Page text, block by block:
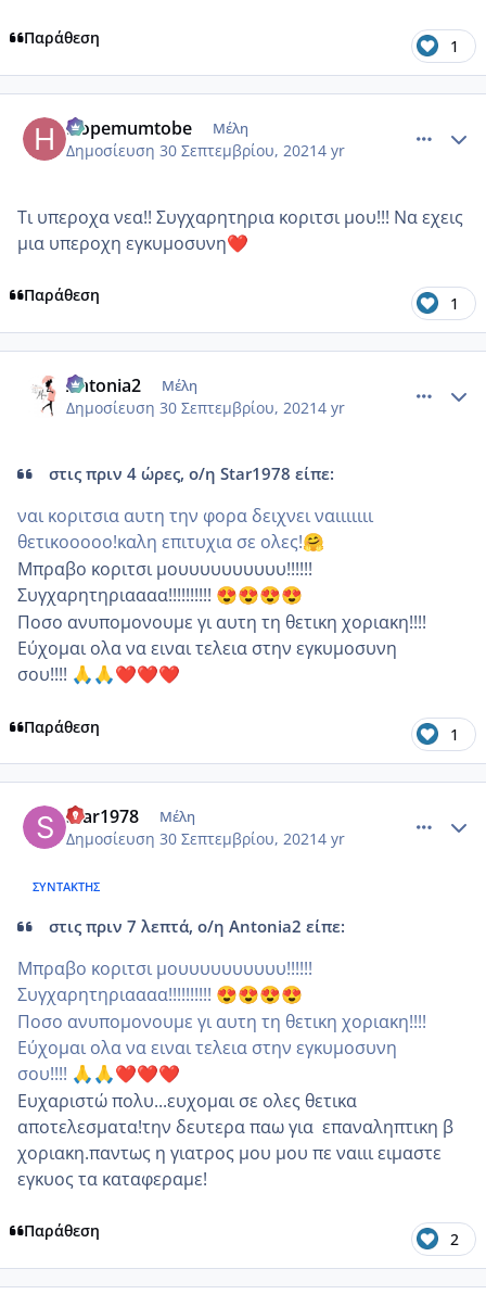
Παράθεση 1
Hopemumtobe Μέλη
Δημοσίευση 30 Σεπτεμβρίου, 20214 yr
Τι υπεροχα νεα!! Συγχαρητηρια κοριτσι μου!!! Να εχεις
μια υπεροχη εγκυμοσυνη❤️
Παράθεση 1
Antonia2 Μέλη
Δημοσίευση 30 Σεπτεμβρίου, 20214 yr
στις πριν 4 ώρες, ο/η Star1978 είπε:
ναι κοριτσια αυτη την φορα δειχνει ναιιιιιιι
θετικοοοοο!καλη επιτυχια σε ολες!🤗
Μπραβο κοριτσι μουυυυυυυυυυ!!!!!!
Συγχαρητηριαααα!!!!!!!!!! 😍😍😍😍
Ποσο ανυπομονουμε γι αυτη τη θετικη χοριακη!!!!
Εύχομαι ολα να ειναι τελεια στην εγκυμοσυνη
σου!!!! 🙏 🙏❤️❤️❤️
Παράθεση 1
Star1978 Μέλη
Δημοσίευση 30 Σεπτεμβρίου, 20214 yr
ΣΥΝΤΆΚΤΗΣ
στις πριν 7 λεπτά, ο/η Antonia2 είπε:
Μπραβο κοριτσι μουυυυυυυυυυ!!!!!!
Συγχαρητηριαααα!!!!!!!!!! 😍😍😍😍
Ποσο ανυπομονουμε γι αυτη τη θετικη χοριακη!!!!
Εύχομαι ολα να ειναι τελεια στην εγκυμοσυνη
σου!!!! 🙏 🙏❤️❤️❤️
Ευχαριστώ πολυ...ευχομαι σε ολες θετικα
αποτελεσματα!την δευτερα παω για επαναληπτικη β
χοριακη.παντως η γιατρος μου μου πε ναιιι ειμαστε
εγκυος τα καταφεραμε!
Παράθεση 2